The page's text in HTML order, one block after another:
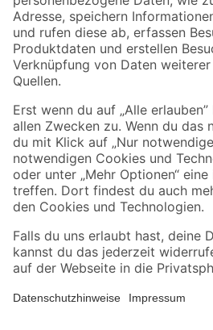
Sicher einkaufen
Jetzt die toom-App herunterladen
Alle Preisangaben in EUR inkl. gesetzl. MwSt.. Die
Umständen nicht in allen Märkten verfügbar. Die
sich auf den unter "Mein Markt" ausgewählten toom
*Paketversand ab 59 € versandkostenfrei, gilt nicht für
fallen zusätzliche Versandkosten an.